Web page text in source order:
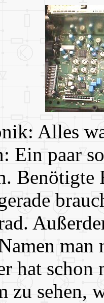
Alles
Ein paar
Benötigte
man
hat
zu sehen,